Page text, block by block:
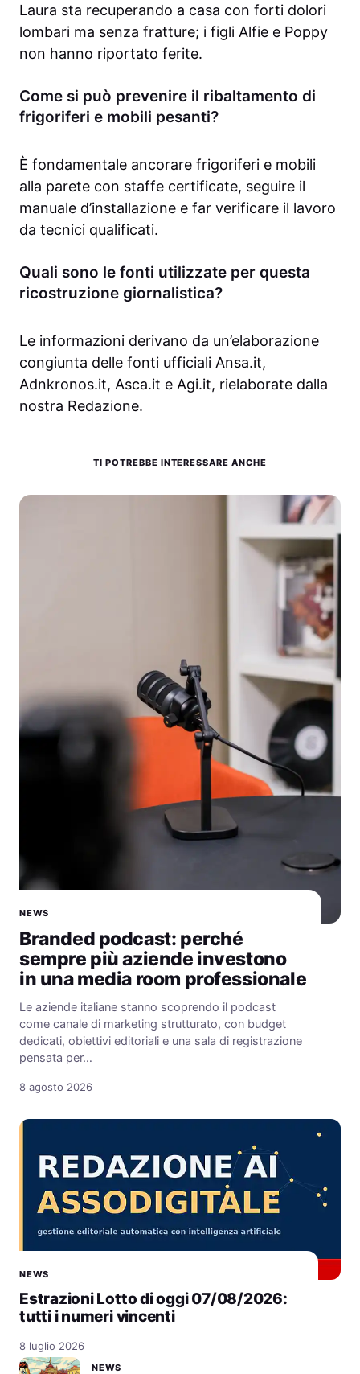
Laura sta recuperando a casa con forti dolori
lombari ma senza fratture; i figli Alfie e Poppy
non hanno riportato ferite.
Come si può prevenire il ribaltamento di
frigoriferi e mobili pesanti?
È fondamentale ancorare frigoriferi e mobili
alla parete con staffe certificate, seguire il
manuale d’installazione e far verificare il lavoro
da tecnici qualificati.
Quali sono le fonti utilizzate per questa
ricostruzione giornalistica?
Le informazioni derivano da un’elaborazione
congiunta delle fonti ufficiali Ansa.it,
Adnkronos.it, Asca.it e Agi.it, rielaborate dalla
nostra Redazione.
TI POTREBBE INTERESSARE ANCHE
NEWS
Branded podcast: perché
sempre più aziende investono
in una media room professionale
Le aziende italiane stanno scoprendo il podcast
come canale di marketing strutturato, con budget
dedicati, obiettivi editoriali e una sala di registrazione
pensata per…
8 agosto 2026
NEWS
Estrazioni Lotto di oggi 07/08/2026:
tutti i numeri vincenti
8 luglio 2026
NEWS